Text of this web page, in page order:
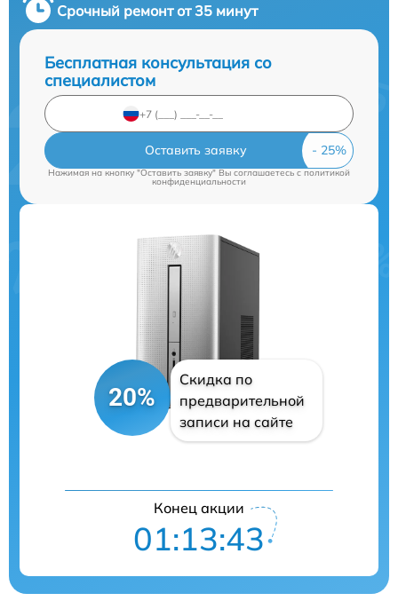
Срочный ремонт от 35 минут
Бесплатная консультация со
специалистом
Оставить заявку
Нажимая на кнопку "Оставить заявку" Вы соглашаетесь cполитикой
конфиденциальности
20%
Скидка по
предварительной
записи на сайте
Конец акции
01:13:42